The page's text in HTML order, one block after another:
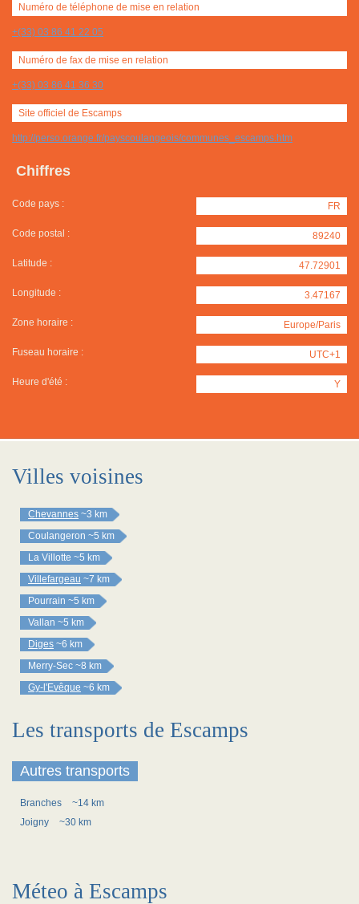
Numéro de téléphone de mise en relation
+(33) 03 86 41 22 05
Numéro de fax de mise en relation
+(33) 03 86 41 36 30
Site officiel de Escamps
http://perso.orange.fr/payscoulangeois/communes_escamps.htm
Chiffres
Code pays : FR
Code postal : 89240
Latitude : 47.72901
Longitude : 3.47167
Zone horaire : Europe/Paris
Fuseau horaire : UTC+1
Heure d'été : Y
Villes voisines
Chevannes ~3 km
Coulangeron ~5 km
La Villotte ~5 km
Villefargeau ~7 km
Pourrain ~5 km
Vallan ~5 km
Diges ~6 km
Merry-Sec ~8 km
Gy-l'Evêque ~6 km
Les transports de Escamps
Autres transports
Branches
~14 km
Joigny
~30 km
Méteo à Escamps